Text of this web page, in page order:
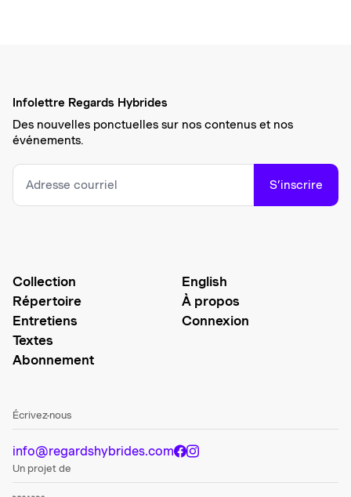
Infolettre Regards Hybrides
Des nouvelles ponctuelles sur nos contenus et nos
événements.
S’inscrire
Collection
Répertoire
Entretiens
Textes
Abonnement
English
À propos
Connexion
Écrivez-nous
info@regardshybrides.com
Un projet de